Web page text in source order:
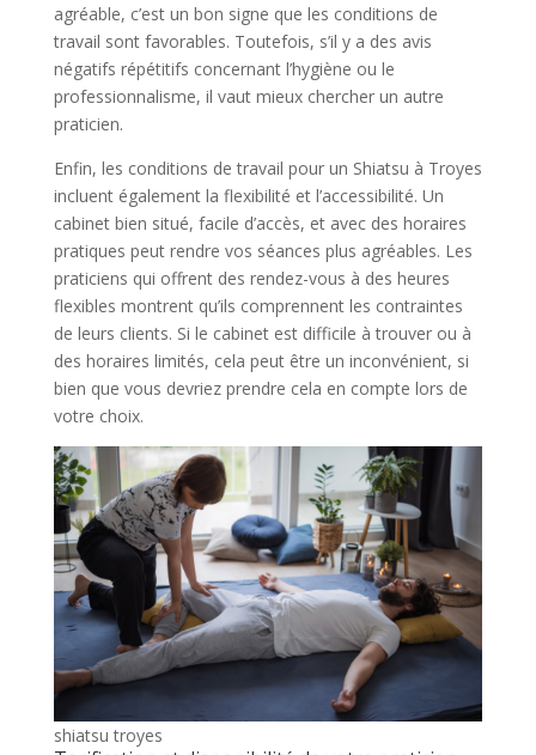
agréable, c’est un bon signe que les conditions de
travail sont favorables. Toutefois, s’il y a des avis
négatifs répétitifs concernant l’hygiène ou le
professionnalisme, il vaut mieux chercher un autre
praticien.
Enfin, les conditions de travail pour un Shiatsu à Troyes
incluent également la flexibilité et l’accessibilité. Un
cabinet bien situé, facile d’accès, et avec des horaires
pratiques peut rendre vos séances plus agréables. Les
praticiens qui offrent des rendez-vous à des heures
flexibles montrent qu’ils comprennent les contraintes
de leurs clients. Si le cabinet est difficile à trouver ou à
des horaires limités, cela peut être un inconvénient, si
bien que vous devriez prendre cela en compte lors de
votre choix.
shiatsu troyes